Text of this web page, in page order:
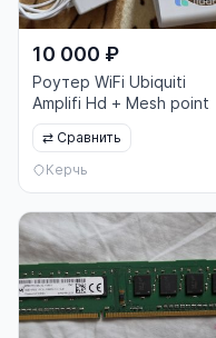
10 000 ₽
Роутер WiFi Ubiquiti
Amplifi Hd + Mesh point
⇄ Сравнить
Керчь